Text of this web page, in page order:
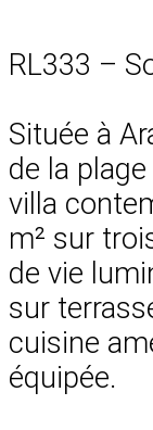
RL333 –
Située à
de la
villa
m² sur
de vie
sur
cuisine
équipée.